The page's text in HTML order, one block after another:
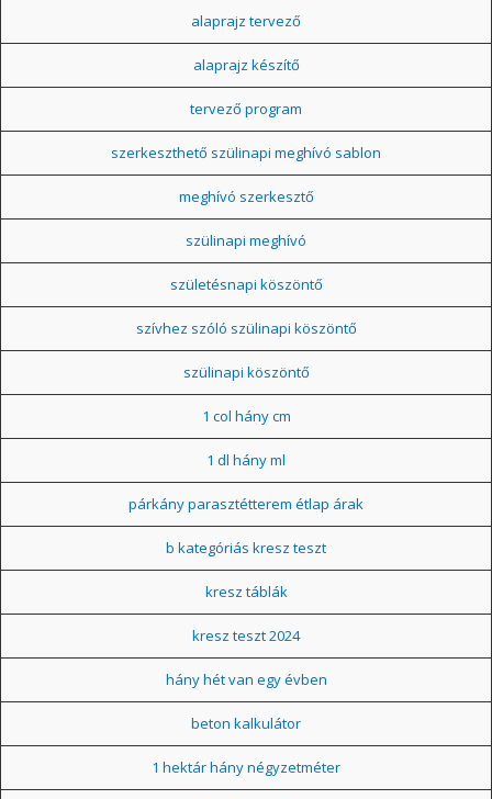
alaprajz tervező
alaprajz készítő
tervező program
szerkeszthető szülinapi meghívó sablon
meghívó szerkesztő
szülinapi meghívó
születésnapi köszöntő
szívhez szóló szülinapi köszöntő
szülinapi köszöntő
1 col hány cm
1 dl hány ml
párkány parasztétterem étlap árak
b kategóriás kresz teszt
kresz táblák
kresz teszt 2024
hány hét van egy évben
beton kalkulátor
1 hektár hány négyzetméter